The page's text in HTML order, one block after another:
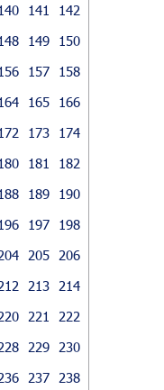
141
142
149
150
157
158
165
166
173
174
181
182
189
190
197
198
205
206
213
214
221
222
229
230
237
238